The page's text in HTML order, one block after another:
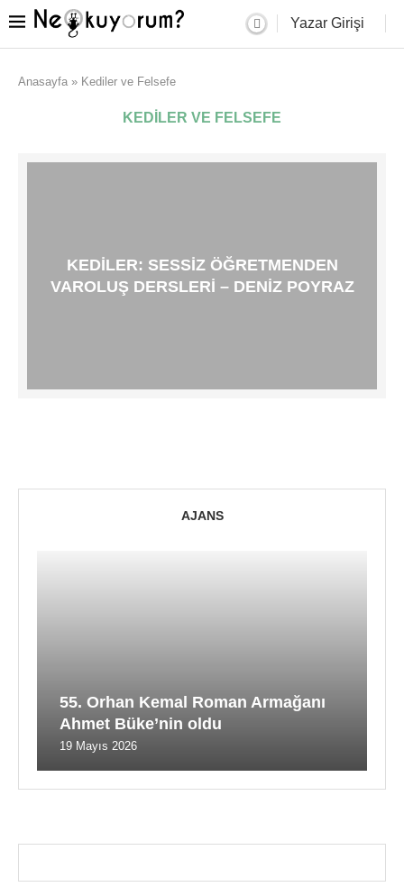
Yazar Girişi
Anasayfa » Kediler ve Felsefe
KEDILER VE FELSEFE
KEDILER: SESSIZ ÖĞRETMENDEN
VAROLUŞ DERSLERI – DENIZ POYRAZ
AJANS
55. Orhan Kemal Roman Armağanı
Ahmet Büke’nin oldu
19 Mayıs 2026